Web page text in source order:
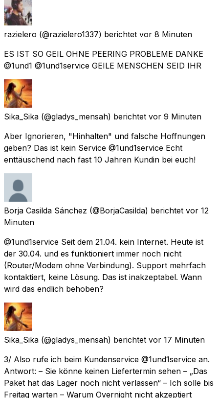
razielero (@razielero1337) berichtet vor 8 Minuten
ES IST SO GEIL OHNE PEERING PROBLEME DANKE
@1und1 @1und1service GEILE MENSCHEN SEID IHR
Sika_Sika (@gladys_mensah) berichtet vor 9 Minuten
Aber Ignorieren, "Hinhalten" und falsche Hoffnungen
geben? Das ist kein Service @1und1service Echt
enttäuschend nach fast 10 Jahren Kundin bei euch!
Borja Casilda Sánchez (@BorjaCasilda) berichtet vor 12
Minuten
@1und1service Seit dem 21.04. kein Internet. Heute ist
der 30.04. und es funktioniert immer noch nicht
(Router/Modem ohne Verbindung). Support mehrfach
kontaktiert, keine Lösung. Das ist inakzeptabel. Wann
wird das endlich behoben?
Sika_Sika (@gladys_mensah) berichtet vor 17 Minuten
3/ Also rufe ich beim Kundenservice @1und1service an.
Antwort: – Sie könne keinen Liefertermin sehen – „Das
Paket hat das Lager noch nicht verlassen“ – Ich solle bis
Freitag warten – Warum Overnight nicht akzeptiert